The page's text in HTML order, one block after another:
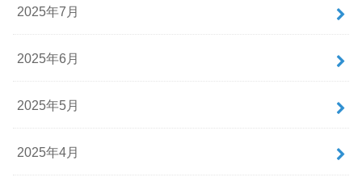
2025年7月
2025年6月
2025年5月
2025年4月